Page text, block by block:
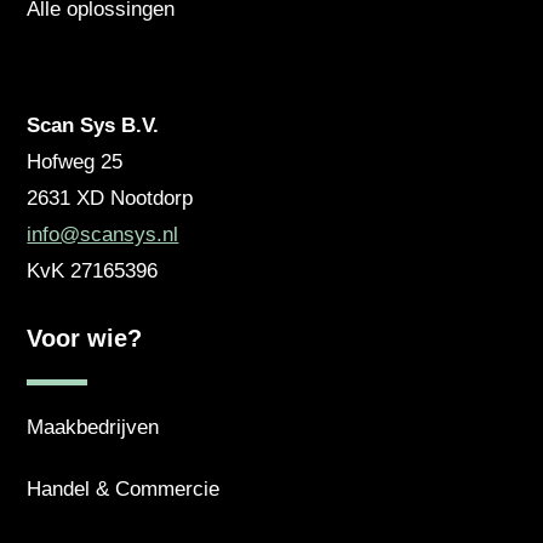
Alle oplossingen
Scan Sys B.V.
Hofweg 25
2631 XD Nootdorp
info@scansys.nl
KvK 27165396
Voor wie?
Maakbedrijven
Handel & Commercie